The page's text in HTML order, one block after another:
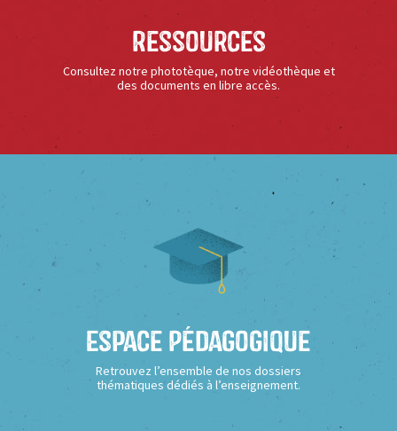
Ressources
Consultez notre phototèque, notre vidéothèque et
des documents en libre accès.
Espace Pédagogique
Retrouvez l’ensemble de nos dossiers
thématiques dédiés à l’enseignement.